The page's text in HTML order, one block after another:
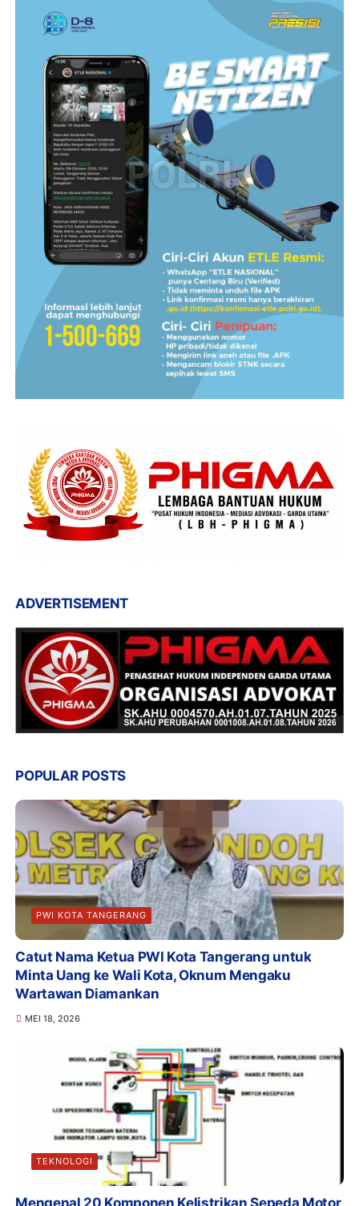
ADVERTISEMENT
POPULAR POSTS
PWI KOTA TANGERANG
Catut Nama Ketua PWI Kota Tangerang untuk
Minta Uang ke Wali Kota, Oknum Mengaku
Wartawan Diamankan
MEI 18, 2026
TEKNOLOGI